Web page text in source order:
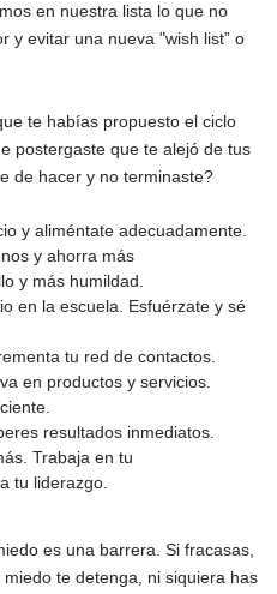
en nuestra lista lo que no
y evitar una nueva "wish list” o
te habías propuesto el ciclo
postergaste que te alejó de tus
de hacer y no terminaste?
y aliméntate adecuadamente.
y ahorra más
y más humildad.
en la escuela. Esfuérzate y sé
tu red de contactos.
en productos y servicios.
resultados inmediatos.
Trabaja en tu
tu liderazgo.
es una barrera. Si fracasas,
te detenga, ni siquiera has